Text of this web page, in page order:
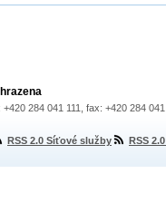
284 041 111, fax: +420 284
RSS 2.0 Síťové služby RSS